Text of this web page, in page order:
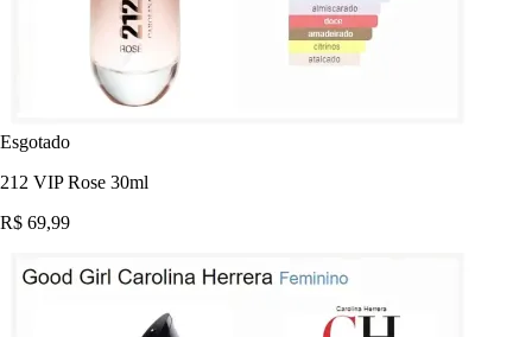
Esgotado
212 VIP Rose 30ml
R$ 69,99